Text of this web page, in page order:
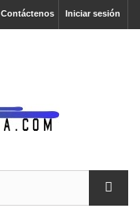
Iniciar sesión
Contáctenos